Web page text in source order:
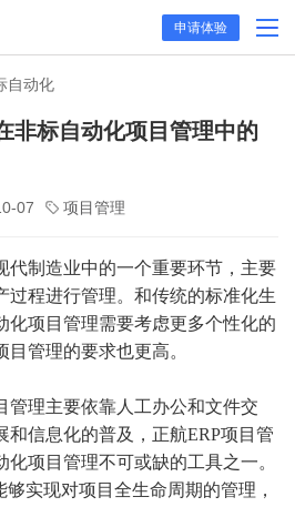
申请体验
自动化
非标自动化项目管理中的
07 项目管理
代制造业中的一个重要环节，主要
过程进行管理。和传统的标准化生
化项目管理需要考虑更多个性化的
管理的要求也更高。
管理主要依靠人工办公和文件交
和信息化的普及，正航ERP项目管
项目管理不可或缺的工具之一。
实现对项目全生命周期的管理，